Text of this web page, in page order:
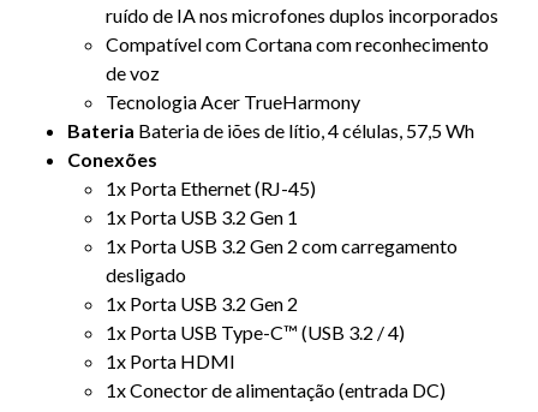
ruído de IA nos microfones duplos incorporados
Compatível com Cortana com reconhecimento
de voz
Tecnologia Acer TrueHarmony
Bateria Bateria de iões de lítio, 4 células, 57,5 Wh
Conexões
1x Porta Ethernet (RJ-45)
1x Porta USB 3.2 Gen 1
1x Porta USB 3.2 Gen 2 com carregamento
desligado
1x Porta USB 3.2 Gen 2
1x Porta USB Type-C™ (USB 3.2 / 4)
1x Porta HDMI
1x Conector de alimentação (entrada DC)